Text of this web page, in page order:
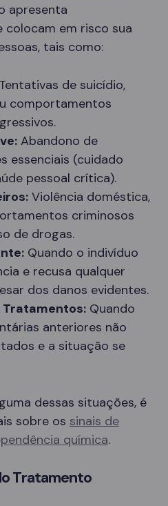
apresenta
em risco sua
tais como:
Tentativas de suicídio,
comportamentos
Abandono de
essenciais (cuidado
pessoal crítica).
Violência doméstica,
criminosos
de drogas.
Quando o indivíduo
e recusa qualquer
dos danos evidentes.
Tratamentos: Quando
anteriores não
e a situação se
dessas situações, é
sobre os sinais de
química.
Tratamento